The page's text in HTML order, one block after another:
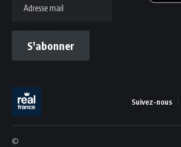
mail
S'abonner
Suivez-nous
©